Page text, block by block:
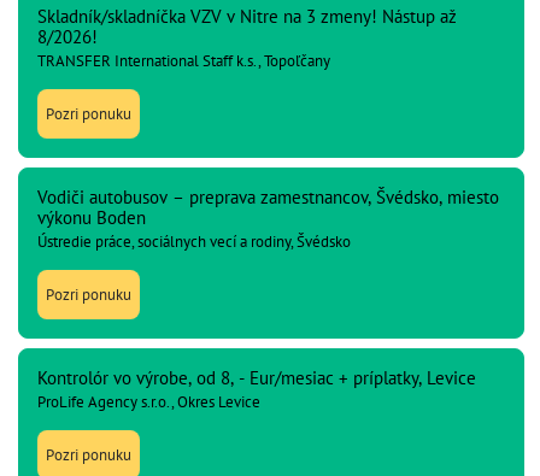
Skladník/skladníčka VZV v Nitre na 3 zmeny! Nástup až
8/2026!
TRANSFER International Staff k.s., Topoľčany
Pozri ponuku
Vodiči autobusov – preprava zamestnancov, Švédsko, miesto
výkonu Boden
Ústredie práce, sociálnych vecí a rodiny, Švédsko
Pozri ponuku
Kontrolór vo výrobe, od 8, - Eur/mesiac + príplatky, Levice
ProLife Agency s.r.o., Okres Levice
Pozri ponuku